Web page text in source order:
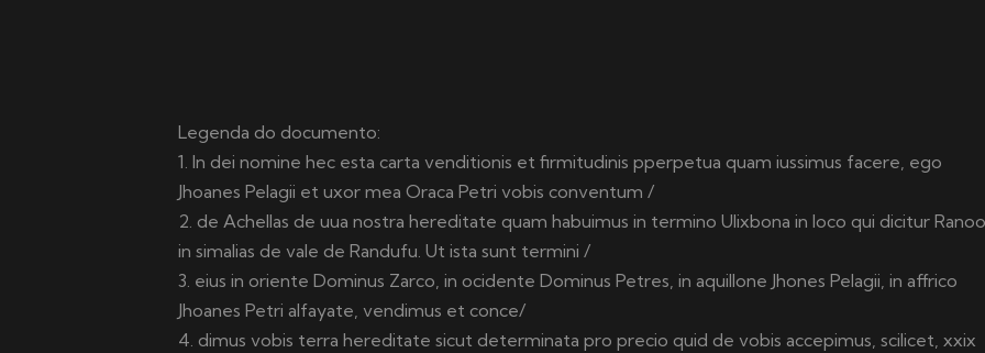
Legenda do documento:
1. In dei nomine hec esta carta venditionis et firmitudinis pperpetua quam iussimus facere, ego
Jhoanes Pelagii et uxor mea Oraca Petri vobis conventum /
2. de Achellas de uua nostra hereditate quam habuimus in termino Ulixbona in loco qui dicitur
in simalias de vale de Randufu. Ut ista sunt termini /
3. eius in oriente Dominus Zarco, in ocidente Dominus Petres, in aquillone Jhones Pelagii, in affrico
Jhoanes Petri alfayate, vendimus et conce/
4. dimus vobis terra hereditate sicut determinata pro precio quid de vobis accepimus, scilicet, xxix